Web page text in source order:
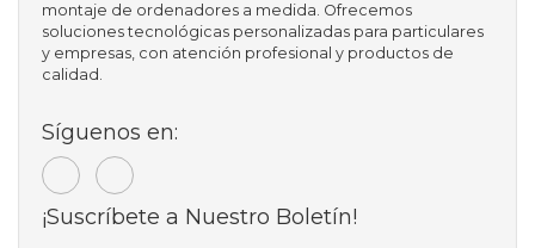
montaje de ordenadores a medida. Ofrecemos
soluciones tecnológicas personalizadas para particulares
y empresas, con atención profesional y productos de
calidad.
Síguenos en:
¡Suscríbete a Nuestro Boletín!